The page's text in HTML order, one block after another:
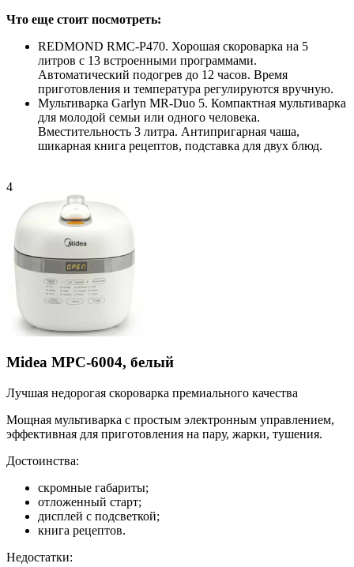
Что еще стоит посмотреть:
REDMOND RMC-P470. Хорошая скороварка на 5
литров с 13 встроенными программами.
Автоматический подогрев до 12 часов. Время
приготовления и температура регулируются вручную.
Мультиварка Garlyn MR-Duo 5. Компактная мультиварка
для молодой семьи или одного человека.
Вместительность 3 литра. Антипригарная чаша,
шикарная книга рецептов, подставка для двух блюд.
4
Midea MPC-6004, белый
Лучшая недорогая скороварка премиального качества
Мощная мультиварка с простым электронным управлением,
эффективная для приготовления на пару, жарки, тушения.
Достоинства:
скромные габариты;
отложенный старт;
дисплей с подсветкой;
книга рецептов.
Недостатки: